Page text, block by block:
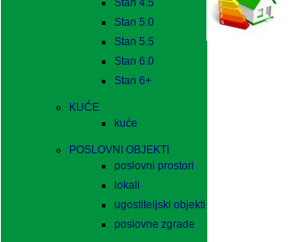
Stan 4.5
Stan 5.0
Stan 5.5
Stan 6.0
Stan 6+
KUĆE
kuće
POSLOVNI OBJEKTI
poslovni prostori
lokali
ugostiteljski objekti
poslovne zgrade